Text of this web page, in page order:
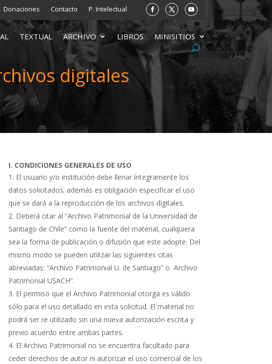
Donaciones Contacto P. Intelectual
TEXTUAL ARCHIVO LIBROS MINISITIOS
digitales
I. CONDICIONES GENERALES DE USO
El usuario y/o institución debe llenar íntegramente los
datos solicitados; además es obligación especificar el uso
que se dará a la reproducción de los archivos digitales.
Deberá citar al “Archivo Patrimonial de la Universidad de
Santiago de Chile” como la fuente del material, cualquiera
sea la forma de publicación o difusión que este adopte. Del
mismo modo se pueden utilizar las siguientes citas
abreviadas: “Archivo Patrimonial U. de Santiago” o Archivo
Patrimonial USACH”.
El permiso que el Archivo Patrimonial otorga es válido
sólo para el uso detallado en esta solicitud. El material no
podrá ser re utilizado sin una nueva autorización escrita y
previo acuerdo entre ambas partes.
El Archivo Patrimonial no se encuentra facultado para
ceder derechos de autor ni autorizar el uso comercial de los